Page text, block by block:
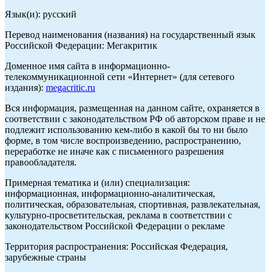
Язык(и): русский
Перевод наименования (названия) на государственный язык
Российской Федерации: Мегакритик
Доменное имя сайта в информационно-
телекоммуникационной сети «Интернет» (для сетевого
издания): megacritic.ru
Вся информация, размещенная на данном сайте, охраняется в
соответствии с законодательством РФ об авторском праве и не
подлежит использованию кем-либо в какой бы то ни было
форме, в том числе воспроизведению, распространению,
переработке не иначе как с письменного разрешения
правообладателя.
Примерная тематика и (или) специализация:
информационная, информационно-аналитическая,
политическая, образовательная, спортивная, развлекательная,
культурно-просветительская, реклама в соответствии с
законодательством Российской Федерации о рекламе
Территория распространения: Российская Федерация,
зарубежные страны